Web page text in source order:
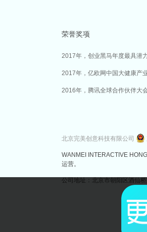
荣誉奖项
2017年，创业黑马年度最具潜
2017年，亿欧网中国大健康产
2016年，腾讯全球合作伙伴大
北京完美创意科技有限公司
WANMEI INTERACTIVE
运营。
公司地址：北京市朝阳区酒仙